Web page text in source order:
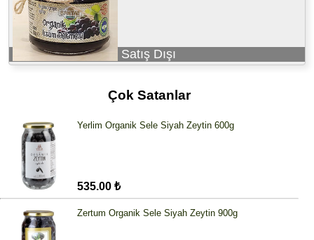
Satış Dışı
Çok Satanlar
Yerlim Organik Sele Siyah Zeytin 600g
535.00 ₺
Zertum Organik Sele Siyah Zeytin 900g